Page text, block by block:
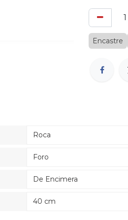
Encastre
Roca
Foro
De Encimera
40 cm